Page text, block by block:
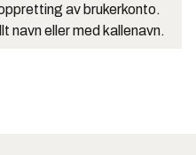
av brukerkonto.
navn eller med kallenavn.